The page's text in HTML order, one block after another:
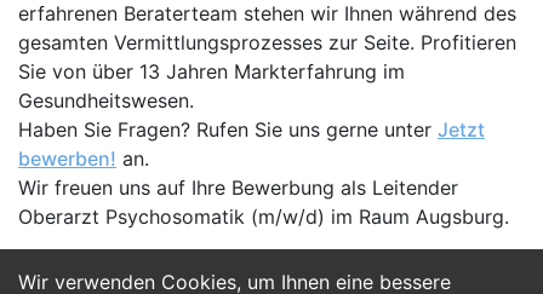
Wir verwenden Cookies, um Ihnen eine bessere
erfahrenen Beraterteam stehen wir Ihnen während des
gesamten Vermittlungsprozesses zur Seite. Profitieren
Sie von über 13 Jahren Markterfahrung im
Gesundheitswesen.
Haben Sie Fragen? Rufen Sie uns gerne unter Jetzt
bewerben! an.
Wir freuen uns auf Ihre Bewerbung als Leitender
Oberarzt Psychosomatik (m/w/d) im Raum Augsburg.